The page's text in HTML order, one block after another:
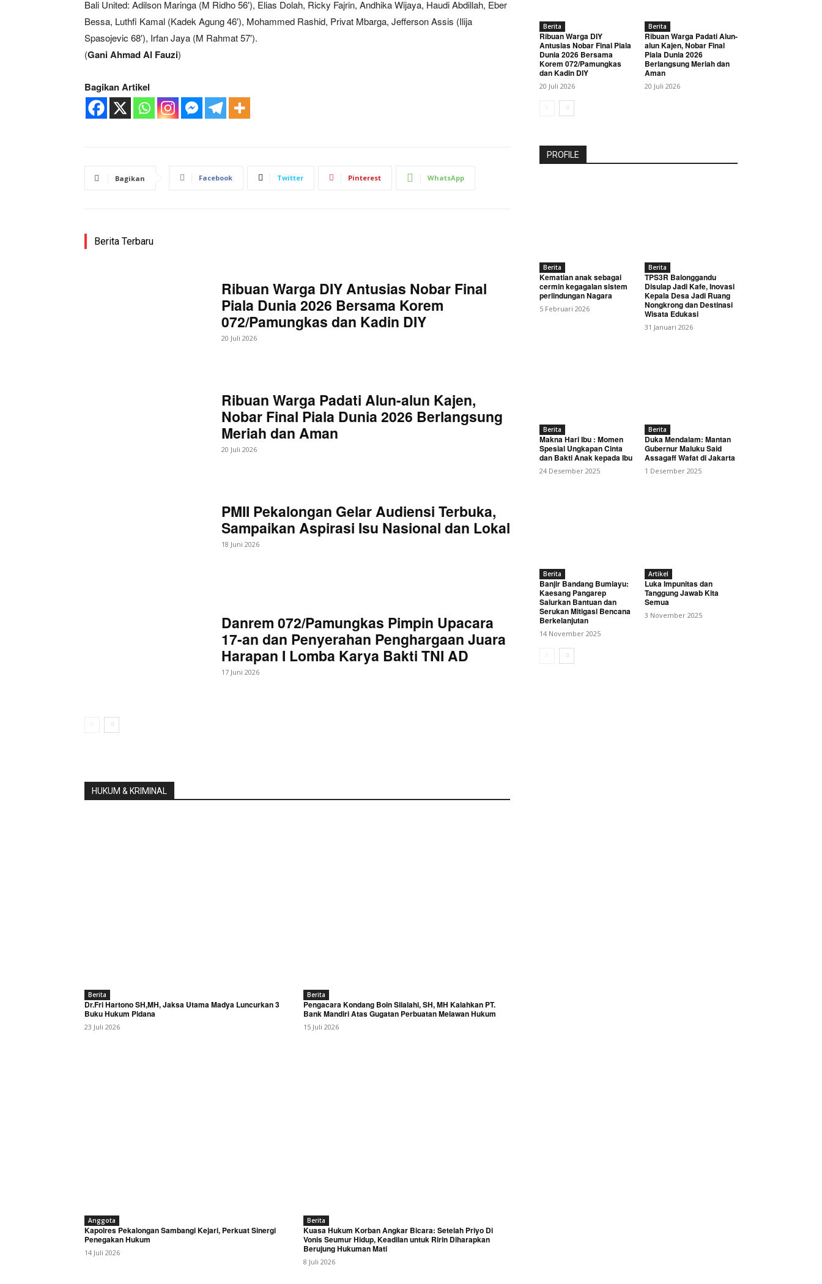
Bali United: Adilson Maringa (M Ridho 56′), Elias Dolah, Ricky Fajrin, Andhika Wijaya, Haudi Abdillah, Eber
Bessa, Luthfi Kamal (Kadek Agung 46′), Mohammed Rashid, Privat Mbarga, Jefferson Assis (Ilija
Spasojevic 68′), Irfan Jaya (M Rahmat 57′).
(Gani Ahmad Al Fauzi)
Bagikan Artikel
Bagikan Facebook Twitter Pinterest WhatsApp
Berita Terbaru
Ribuan Warga DIY Antusias Nobar Final
Piala Dunia 2026 Bersama Korem
072/Pamungkas dan Kadin DIY
20 Juli 2026
Ribuan Warga Padati Alun-alun Kajen,
Nobar Final Piala Dunia 2026 Berlangsung
Meriah dan Aman
20 Juli 2026
PMII Pekalongan Gelar Audiensi Terbuka,
Sampaikan Aspirasi Isu Nasional dan Lokal
18 Juni 2026
Danrem 072/Pamungkas Pimpin Upacara
17-an dan Penyerahan Penghargaan Juara
Harapan I Lomba Karya Bakti TNI AD
17 Juni 2026
HUKUM & KRIMINAL
Berita
Dr.Fri Hartono SH,MH, Jaksa Utama Madya Luncurkan 3
Buku Hukum Pidana
23 Juli 2026
Berita
Pengacara Kondang Boin Silalahi, SH, MH Kalahkan PT.
Bank Mandiri Atas Gugatan Perbuatan Melawan Hukum
15 Juli 2026
Anggota
Kapolres Pekalongan Sambangi Kejari, Perkuat Sinergi
Penegakan Hukum
14 Juli 2026
Berita
Kuasa Hukum Korban Angkar Bicara: Setelah Priyo Di
Vonis Seumur Hidup, Keadilan untuk Ririn Diharapkan
Berujung Hukuman Mati
8 Juli 2026
Berita
Ribuan Warga DIY
Antusias Nobar Final Piala
Dunia 2026 Bersama
Korem 072/Pamungkas
dan Kadin DIY
20 Juli 2026
Berita
Ribuan Warga Padati Alun-
alun Kajen, Nobar Final
Piala Dunia 2026
Berlangsung Meriah dan
Aman
20 Juli 2026
PROFILE
Berita
Kematian anak sebagai
cermin kegagalan sistem
perlindungan Nagara
5 Februari 2026
Berita
TPS3R Balonggandu
Disulap Jadi Kafe, Inovasi
Kepala Desa Jadi Ruang
Nongkrong dan Destinasi
Wisata Edukasi
31 Januari 2026
Berita
Makna Hari Ibu : Momen
Spesial Ungkapan Cinta
dan Bakti Anak kepada Ibu
24 Desember 2025
Berita
Duka Mendalam: Mantan
Gubernur Maluku Said
Assagaff Wafat di Jakarta
1 Desember 2025
Berita
Banjir Bandang Bumiayu:
Kaesang Pangarep
Salurkan Bantuan dan
Serukan Mitigasi Bencana
Berkelanjutan
14 November 2025
Artikel
Luka Impunitas dan
Tanggung Jawab Kita
Semua
3 November 2025